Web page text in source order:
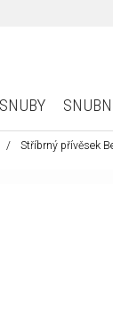
Stříbrný přívěsek